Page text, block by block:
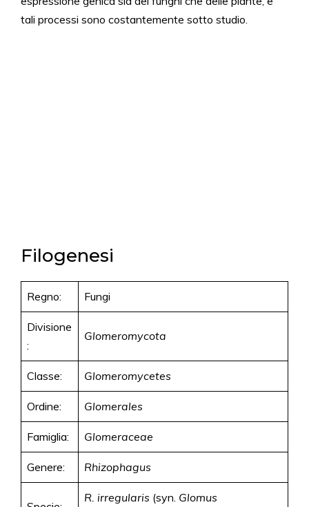
tali processi sono costantemente sotto studio.
Filogenesi
Regno: Fungi
Divisione
:
Glomeromycota
Classe: Glomeromycetes
Ordine: Glomerales
Famiglia: Glomeraceae
Genere: Rhizophagus
R. irregularis (syn. Glomus